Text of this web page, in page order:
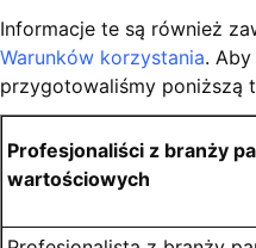
Informacje te są również
Warunków korzystania.
przygotowaliśmy poniższą
Profesjonaliści z branży
wartościowych